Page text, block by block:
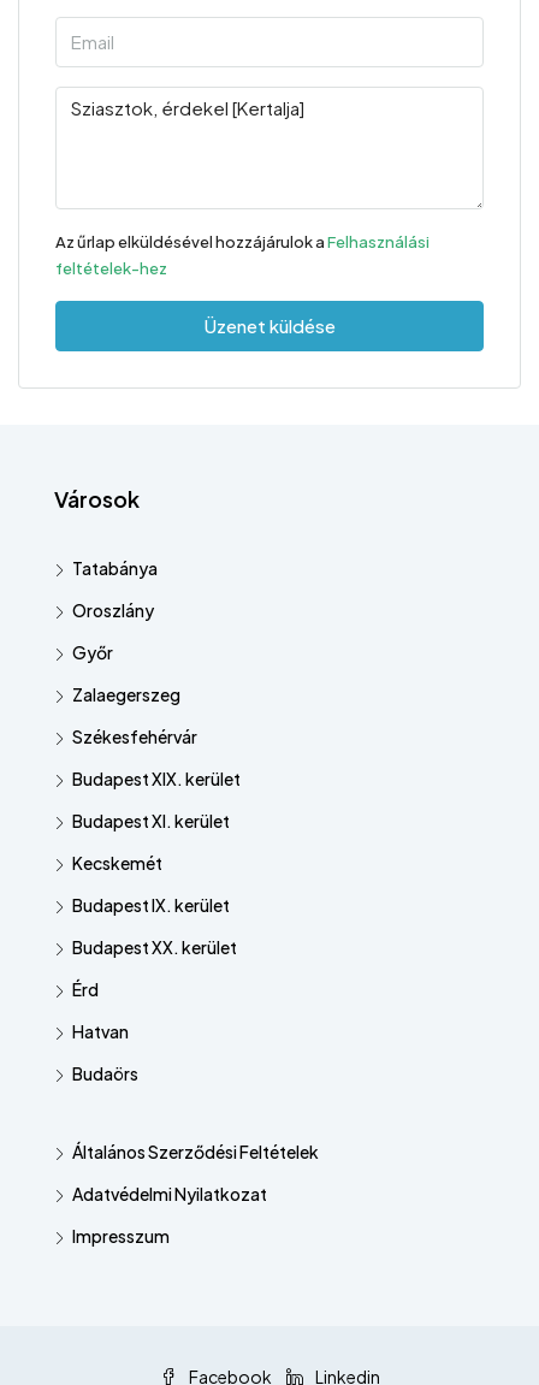
Az űrlap elküldésével hozzájárulok aFelhasználási
feltételek-hez
Üzenet küldése
Városok
Tatabánya
Oroszlány
Győr
Zalaegerszeg
Székesfehérvár
Budapest XIX. kerület
Budapest XI. kerület
Kecskemét
Budapest IX. kerület
Budapest XX. kerület
Érd
Hatvan
Budaörs
Általános Szerződési Feltételek
Adatvédelmi Nyilatkozat
Impresszum
Facebook Linkedin